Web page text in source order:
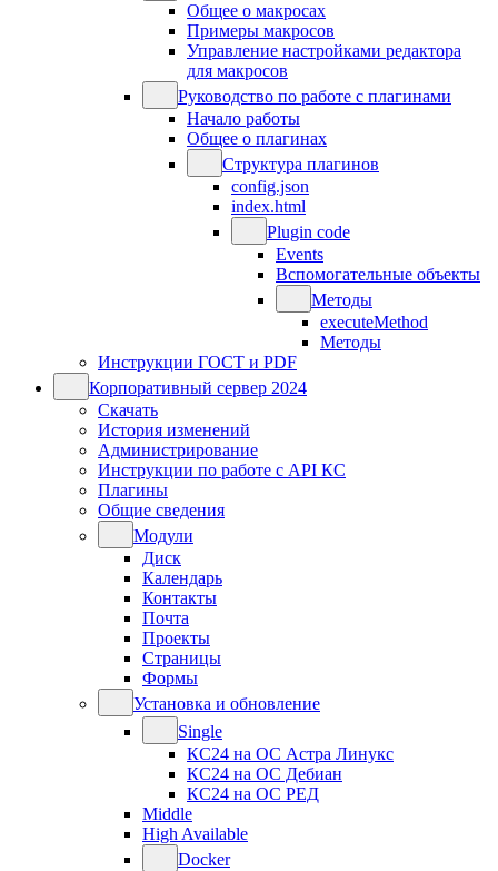
Общее о макросах
Примеры макросов
Управление настройками редактора
для макросов
Руководство по работе с плагинами
Начало работы
Общее о плагинах
Структура плагинов
config.json
index.html
Plugin code
Events
Вспомогательные объекты
Методы
executeMethod
Методы
Инструкции ГОСТ и PDF
Корпоративный сервер 2024
Скачать
История изменений
Администрирование
Инструкции по работе с API КС
Плагины
Общие сведения
Модули
Диск
Календарь
Контакты
Почта
Проекты
Страницы
Формы
Установка и обновление
Single
КС24 на ОС Астра Линукс
КС24 на ОС Дебиан
КС24 на ОС РЕД
Middle
High Available
Docker